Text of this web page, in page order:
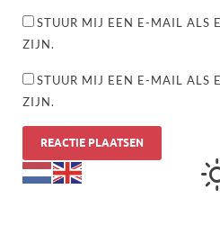
STUUR MIJ EEN E-MAIL ALS
ZIJN.
STUUR MIJ EEN E-MAIL ALS
ZIJN.